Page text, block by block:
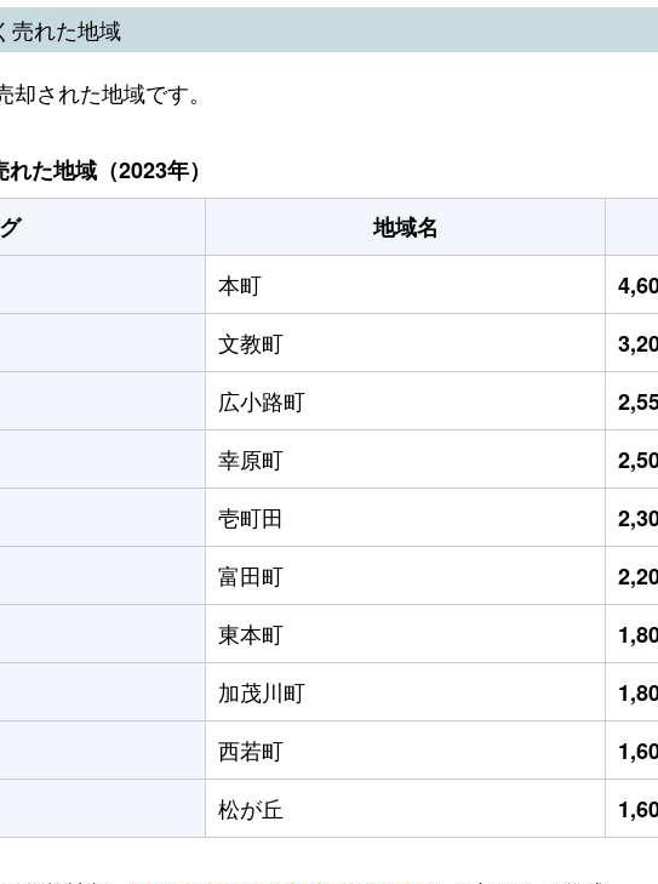
売れた地域
された地域です。
た地域（2023年）
地域名
本町
文教町
広小路町
幸原町
壱町田
富田町
東本町
加茂川町
西若町
松が丘